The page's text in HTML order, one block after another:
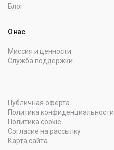
Блог
О нас
Миссия и ценности
Служба поддержки
Публичная оферта
Политика конфиденциальности
Политика cookie
Согласие на рассылку
Карта сайта